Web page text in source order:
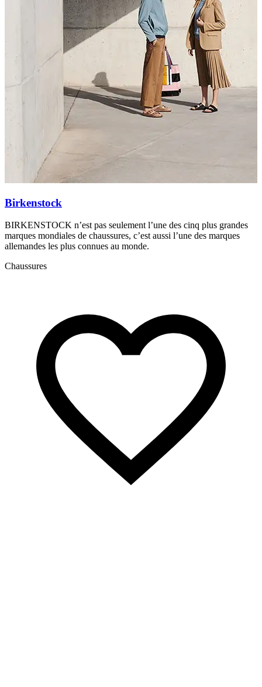
Birkenstock
BIRKENSTOCK n’est pas seulement l’une des cinq plus grandes
marques mondiales de chaussures, c’est aussi l’une des marques
allemandes les plus connues au monde.
Chaussures